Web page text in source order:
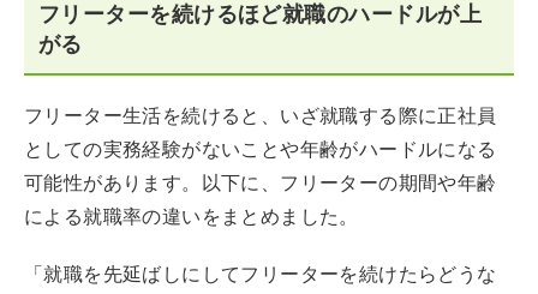
フリーターを続けるほど就職のハードルが上
がる
フリーター生活を続けると、いざ就職する際に正社員
としての実務経験がないことや年齢がハードルになる
可能性があります。以下に、フリーターの期間や年齢
による就職率の違いをまとめました。
「就職を先延ばしにしてフリーターを続けたらどうな